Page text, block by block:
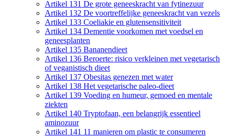
Artikel 131 De grote geneeskracht van fytinezuur
Artikel 132 De voortreffelijke geneeskracht van vezels
Artikel 133 Coeliakie en glutensensitiviteit
Artikel 134 Dementie voorkomen met voedsel en
geneesplanten
Artikel 135 Bananendieet
Artikel 136 Beroerte: risico verkleinen met vegetarisch
of veganistisch dieet
Artikel 137 Obesitas genezen met water
Artikel 138 Het vegetarische paleo-dieet
Artikel 139 Voeding en humeur, gemoed en mentale
ziekten
Artikel 140 Tryptofaan, een belangrijk essentieel
aminozuur
Artikel 141 11 manieren om plastic te consumeren